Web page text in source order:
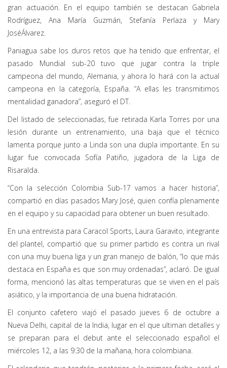
gran actuación. En el equipo también se destacan Gabriela
Rodríguez, Ana María Guzmán, Stefanía Perlaza y Mary
JoséÁlvarez.
Paniagua sabe los duros retos que ha tenido que enfrentar, el
pasado Mundial sub-20 tuvo que jugar contra la triple
campeona del mundo, Alemania, y ahora lo hará con la actual
campeona en la categoría, España. “A ellas les transmitimos
mentalidad ganadora”, aseguró el DT.
Del listado de seleccionadas, fue retirada Karla Torres por una
lesión durante un entrenamiento, una baja que el técnico
lamenta porque junto a Linda son una dupla importante. En su
lugar fue convocada Sofía Patiño, jugadora de la Liga de
Risaralda.
“Con la selección Colombia Sub-17 vamos a hacer historia”,
compartió en días pasados Mary José, quien confía plenamente
en el equipo y su capacidad para obtener un buen resultado.
En una entrevista para Caracol Sports, Laura Garavito, integrante
del plantel, compartió que su primer partido es contra un rival
con una muy buena liga y un gran manejo de balón, “lo que más
destaca en España es que son muy ordenadas”, aclaró. De igual
forma, mencionó las altas temperaturas que se viven en el país
asiático, y la importancia de una buena hidratación.
El conjunto cafetero viajó el pasado jueves 6 de octubre a
Nueva Delhi, capital de la India, lugar en el que ultiman detalles y
se preparan para el debut ante el seleccionado español el
miércoles 12, a las 9:30 de la mañana, hora colombiana.